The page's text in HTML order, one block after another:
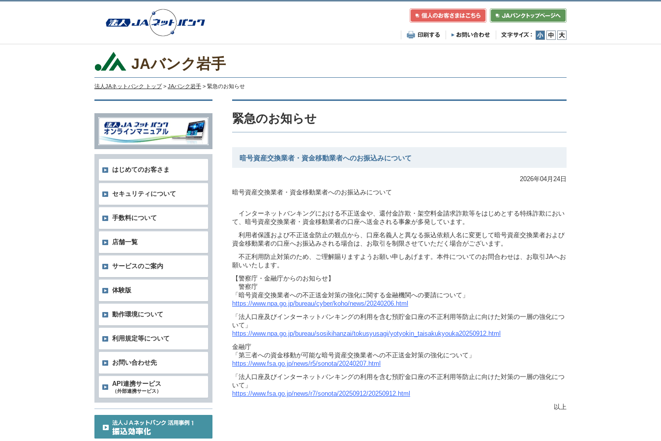
小 中 大
JAバンク岩手
法人JAネットバンク トップ > JAバンク岩手 > 緊急のお知らせ
緊急のお知らせ
暗号資産交換業者・資金移動業者へのお振込みについて
2026年04月24日
暗号資産交換業者・資金移動業者へのお振込みについて
インターネットバンキングにおける不正送金や、還付金詐欺・架空料金請求詐欺等をはじめとする特殊詐欺におい
て、暗号資産交換業者・資金移動業者の口座へ送金される事象が多発しています。
利用者保護および不正送金防止の観点から、口座名義人と異なる振込依頼人名に変更して暗号資産交換業者および
資金移動業者の口座へお振込みされる場合は、お取引を制限させていただく場合がございます。
不正利用防止対策のため、ご理解賜りますようお願い申しあげます。本件についてのお問合わせは、お取引JAへお
願いいたします。
【警察庁・金融庁からのお知らせ】
警察庁
「暗号資産交換業者への不正送金対策の強化に関する金融機関への要請について」
https://www.npa.go.jp/bureau/cyber/koho/news/20240206.html
「法人口座及びインターネットバンキングの利用を含む預貯金口座の不正利用等防止に向けた対策の一層の強化につ
いて」
https://www.npa.go.jp/bureau/sosikihanzai/tokusyusagi/yotyokin_taisakukyouka20250912.html
金融庁
「第三者への資金移動が可能な暗号資産交換業者への不正送金対策の強化について」
https://www.fsa.go.jp/news/r5/sonota/20240207.html
「法人口座及びインターネットバンキングの利用を含む預貯金口座の不正利用等防止に向けた対策の一層の強化につ
いて」
https://www.fsa.go.jp/news/r7/sonota/20250912/20250912.html
以上
はじめてのお客さま
セキュリティについて
手数料について
店舗一覧
サービスのご案内
体験版
動作環境について
利用規定等について
お問い合わせ先
API連携サービス
（外部連携サービス）